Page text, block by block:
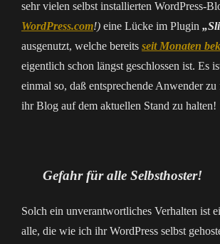
sehr vielen selbst installierten WordPress-
WordPress.com!) eine Lücke im Plugin
ausgenutzt, welche bereits seit Monaten
eigentlich schon längst geschlossen ist. Es
einmal so, daß entsprechende Anwender
ihr Blog auf dem aktuellen Stand zu halten!
Gefahr für alle Selbsthoster!
Solch ein unverantwortliches Verhalten ist
alle, die wie ich ihr WordPress selbst